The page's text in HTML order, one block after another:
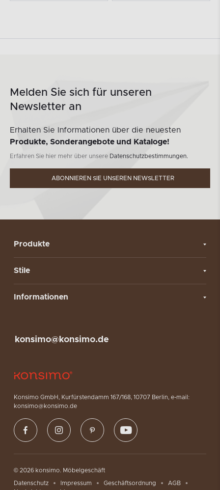
Melden Sie sich für unseren
Newsletter an
Erhalten Sie Informationen über die neuesten
Produkte, Sonderangebote und Kataloge!
Erfahren Sie hier mehr über unsere Datenschutzbestimmungen.
ABONNIEREN SIE UNSEREN NEWSLETTER
Produkte
Stile
Informationen
Konsimo GmbH, Kurfürstendamm 167/168, 10707 Berlin, e-mail:
konsimo@konsimo.de
konsimo@konsimo.de
© 2026 konsimo. Möbelgeschäft
Datenschutz Impressum Geschäftsordnung
AGB